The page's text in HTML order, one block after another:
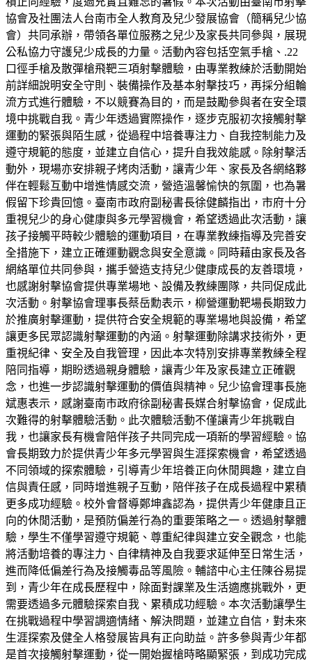
協會及社團法人台南市全人教育及兒少發展協會（簡稱兒少協
會）共同承辦，帶領各單位服務之兒少及家長共同參與，展現
公私協力守護兒少成長的力量。活動內容包括空氣手槍、.22
口徑手槍及散彈槍飛靶三項射擊體驗，由專業教練於活動開始
前詳細說明安全守則、裝備操作及基本射擊技巧，再採分組輪
流方式進行體驗，不以競賽為目的，而是鼓勵參與者在安全環
境中挑戰自我。青少年透過實際操作，逐步克服初次接觸射擊
運動的緊張與陌生感，從過程中培養專注力、自我控制能力及
遵守規範的態度，並建立自信心，提升自我效能感。除射擊活
動外，現場亦安排親子烤肉活動，讓青少年、家長及各網絡夥
伴在輕鬆互動中增進情感交流，營造溫馨愉快的氛圍，也為暑
假留下珍貴回憶。臺南市政府副秘書長徐健麟指出，市府十分
重視兒少的身心健康與多元學習機會，希望透過此次活動，讓
孩子接觸平時較少體驗的運動項目，在專業教練指導及完善安
全措施下，建立正確運動觀念與安全意識。同時藉由家長及各
網絡單位共同參與，攜手營造支持兒少健康成長的友善環境，
也感謝射擊協會提供專業場地、設備及教練團隊，共同促成此
次活動。射擊協會理事長蔡岳勳表示，柳營運動靶場長期致力
於推廣射擊運動，提供符合安全規範的專業場地與設備，希望
讓更多民眾認識射擊運動的內涵。射擊運動除講求技術外，更
重視紀律、安全及自我管理，因此本次特別安排專業教練全程
陪同指導，期盼透過親身體驗，讓青少年及家長建立正確觀
念，也進一步認識射擊運動的價值與精神。兒少協會理事長施
斌惠表示，感謝臺南市政府徐副秘書長媒合射擊協會，促成此
次難得的射擊體驗活動。此次體驗活動不僅讓青少年挑戰自
我，也讓家長有機會陪伴孩子共同完成一項新的學習經驗。協
會長期致力於提供青少年多元學習與生涯探索機會，希望透過
不同領域的探索體驗，引導青少年培養正向休閒興趣，建立自
信與責任感，同時增進親子互動，陪伴孩子在成長過程中累積
更多成功經驗。校外會督導鄭坤鑫認為，提供青少年健康且正
向的休閒活動，是預防偏差行為的重要策略之一。透過射擊體
驗，學生不僅學習遵守規範、尊重紀律與建立安全觀念，也能
將活動培養的專注力、自律精神及自我要求延伸至日常生活，
進而降低偏差行為及接觸毒品等風險。輔諮中心主任陳谷易提
到，青少年在成長歷程中，除面對課業及生活適應挑戰外，更
需要透過多元體驗探索自我、累積成功經驗。本次活動讓學生
在挑戰過程中學習調適情緒、解決問題，並建立自信，對未來
生涯探索及健全人格發展皆具有正向助益。許多參與青少年都
是首次接觸射擊運動，從一開始握槍時略顯緊張，到成功完成